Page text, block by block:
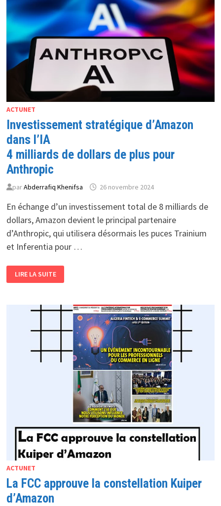
LIGNE
ACTUNET
Investissement stratégique d’Amazon
dans l’IA
4 milliards de dollars de plus pour
Anthropic
parAbderrafiq Khenifsa 26 novembre 2024
En échange d’un investissement total de 8 milliards de
dollars, Amazon devient le principal partenaire
d’Anthropic, qui utilisera désormais les puces Trainium
et Inferentia pour …
INVESTISSEMENT
STRATÉGIQUE
D’AMAZON
MILLIARDS
ANTHROPIC
LIRE LA SUITE
ACTUNET
La FCC approuve la constellation Kuiper
d’Amazon